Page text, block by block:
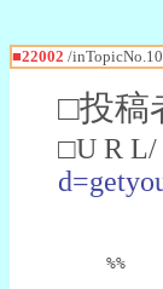
■22002 /
□投稿
□U R L/
%%